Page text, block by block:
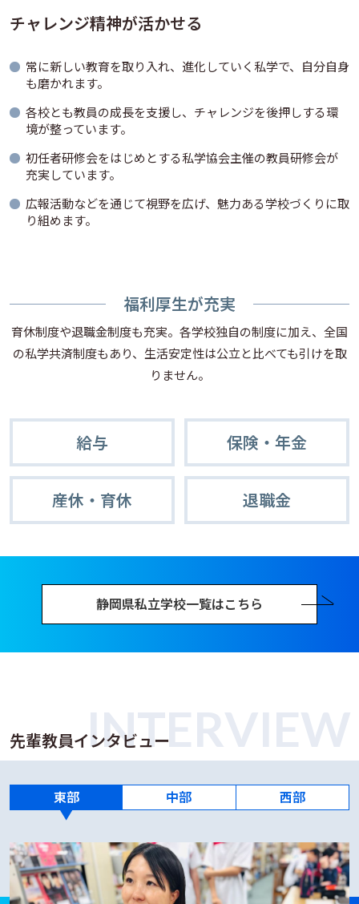
チャレンジ精神が活かせる
常に新しい教育を取り入れ、進化していく私学で、自分自身
も磨かれます。
各校とも教員の成長を支援し、チャレンジを後押しする環
境が整っています。
初任者研修会をはじめとする私学協会主催の教員研修会が
充実しています。
広報活動などを通じて視野を広げ、魅力ある学校づくりに取
り組めます。
福利厚生が充実
育休制度や退職金制度も充実。各学校独自の制度に加え、全国
の私学共済制度もあり、生活安定性は公立と比べても引けを取
りません。
給与 保険・年金
産休・育休 退職金
静岡県私立学校一覧はこちら
先輩教員インタビュー
INTERVIEW
東部 中部 西部